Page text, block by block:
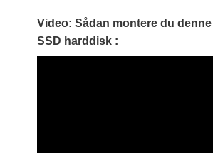
Video: Sådan montere du denne
SSD harddisk :